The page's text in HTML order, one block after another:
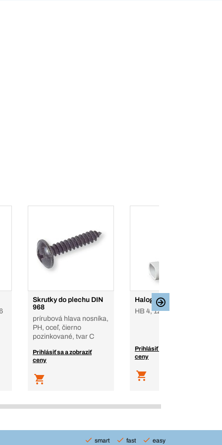
Skrutky do plechu DIN
968
prírubová hlava nosníka,
PH, oceľ, čierno
pozinkované, tvar C
Prihlásiť sa a zobraziť
ceny
Halogénové žiarovky
HB 4, 12 V, 12 V, typ HB4
Prihlásiť sa a zobraziť
ceny
smart fast easy